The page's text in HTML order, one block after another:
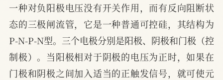
一种对负阳极电压没有开关作用，而有反向阻断状
态的三极闸流管，它是一种普通可控硅，其结构为
P-N-P-N型。三个电极分别是阳极、阴极和门极（控
制极）。当阳极相对于阴极的电压为正时，如果在
门极和阴极之间加入适当的正触发信号，就可使元